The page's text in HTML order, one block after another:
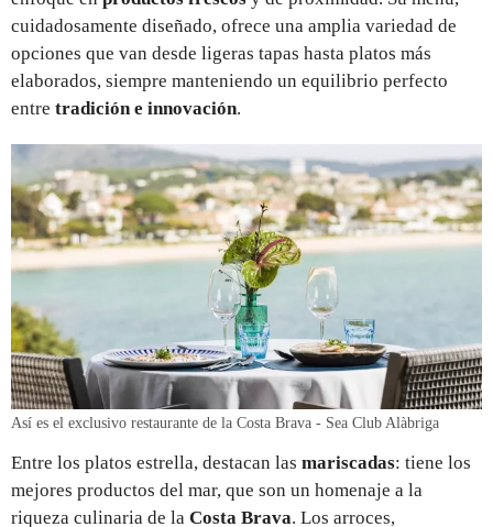
cuidadosamente diseñado, ofrece una amplia variedad de
opciones que van desde ligeras tapas hasta platos más
elaborados, siempre manteniendo un equilibrio perfecto
entre tradición e innovación.
Así es el exclusivo restaurante de la Costa Brava - Sea Club Alàbriga
Entre los platos estrella, destacan las mariscadas: tiene los
mejores productos del mar, que son un homenaje a la
riqueza culinaria de la Costa Brava. Los arroces,